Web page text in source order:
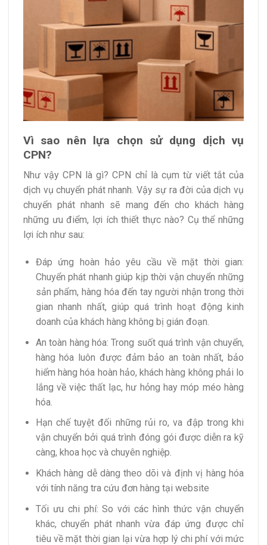
Vì sao nên lựa chọn sử dụng dịch vụ
CPN?
Như vậy CPN là gì? CPN chỉ là cụm từ viết tắt của
dịch vụ chuyển phát nhanh. Vậy sự ra đời của dịch vụ
chuyển phát nhanh sẽ mang đến cho khách hàng
những ưu điểm, lợi ích thiết thực nào? Cụ thể những
lợi ích như sau:
Đáp ứng hoàn hảo yêu cầu về mặt thời gian:
Chuyển phát nhanh giúp kịp thời vận chuyển những
sản phẩm, hàng hóa đến tay người nhận trong thời
gian nhanh nhất, giúp quá trình hoạt động kinh
doanh của khách hàng không bị gián đoạn.
An toàn hàng hóa: Trong suốt quá trình vận chuyển,
hàng hóa luôn được đảm bảo an toàn nhất, bảo
hiểm hàng hóa hoàn hảo, khách hàng không phải lo
lắng về việc thất lạc, hư hỏng hay móp méo hàng
hóa.
Hạn chế tuyệt đối những rủi ro, va đập trong khi
vận chuyển bởi quá trình đóng gói được diễn ra kỹ
càng, khoa học và chuyên nghiệp.
Khách hàng dễ dàng theo dõi và định vị hàng hóa
với tính năng tra cứu đơn hàng tại website
Tối ưu chi phí: So với các hình thức vận chuyển
khác, chuyển phát nhanh vừa đáp ứng được chỉ
tiêu về mặt thời gian lại vừa hợp lý chi phí với mức